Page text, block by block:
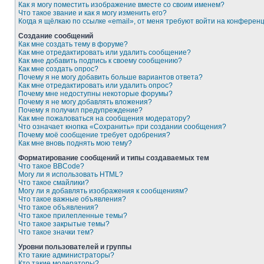
Как я могу поместить изображение вместе со своим именем?
Что такое звание и как я могу изменить его?
Когда я щёлкаю по ссылке «email», от меня требуют войти на
Создание сообщений
Как мне создать тему в форуме?
Как мне отредактировать или удалить сообщение?
Как мне добавить подпись к своему сообщению?
Как мне создать опрос?
Почему я не могу добавить больше вариантов ответа?
Как мне отредактировать или удалить опрос?
Почему мне недоступны некоторые форумы?
Почему я не могу добавлять вложения?
Почему я получил предупреждение?
Как мне пожаловаться на сообщения модератору?
Что означает кнопка «Сохранить» при создании сообщения?
Почему моё сообщение требует одобрения?
Как мне вновь поднять мою тему?
Форматирование сообщений и типы создаваемых тем
Что такое BBCode?
Могу ли я использовать HTML?
Что такое смайлики?
Могу ли я добавлять изображения к сообщениям?
Что такое важные объявления?
Что такое объявления?
Что такое прилепленные темы?
Что такое закрытые темы?
Что такое значки тем?
Уровни пользователей и группы
Кто такие администраторы?